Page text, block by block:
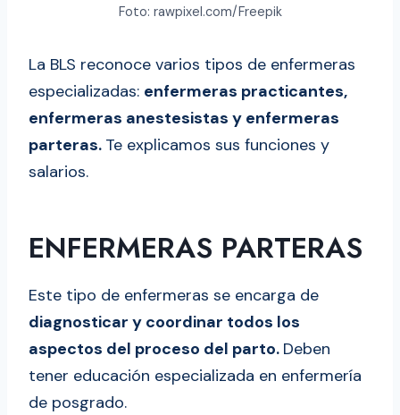
Foto: rawpixel.com/Freepik
La BLS reconoce varios tipos de enfermeras
especializadas: enfermeras practicantes,
enfermeras anestesistas y enfermeras
parteras. Te explicamos sus funciones y
salarios.
ENFERMERAS PARTERAS
Este tipo de enfermeras se encarga de
diagnosticar y coordinar todos los
aspectos del proceso del parto. Deben
tener educación especializada en enfermería
de posgrado.